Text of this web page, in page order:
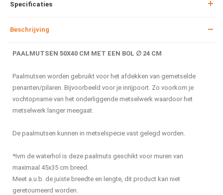
Specificaties
Beschrijving
PAALMUTSEN 50X40 CM MET EEN BOL ∅ 24 CM
Paalmutsen worden gebruikt voor het afdekken van gemetselde
penanten/pilaren. Bijvoorbeeld voor je inrijpoort. Zo voorkom je
vochtopname van het onderliggende metselwerk waardoor het
metselwerk langer meegaat.
De paalmutsen kunnen in metselspecie vast gelegd worden.
*Ivm de waterhol is deze paalmuts geschikt voor muren van
maximaal 45x35 cm breed.
Meet a.u.b. de juiste breedte en lengte, dit product kan niet
geretourneerd worden.